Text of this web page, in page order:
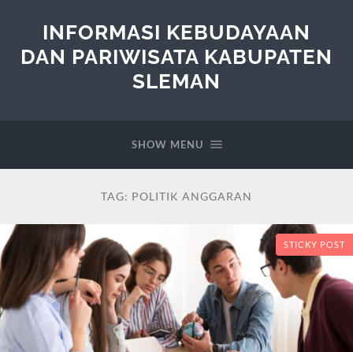
INFORMASI KEBUDAYAAN
DAN PARIWISATA KABUPATEN
SLEMAN
SHOW MENU
TAG: POLITIK ANGGARAN
STICKY POST